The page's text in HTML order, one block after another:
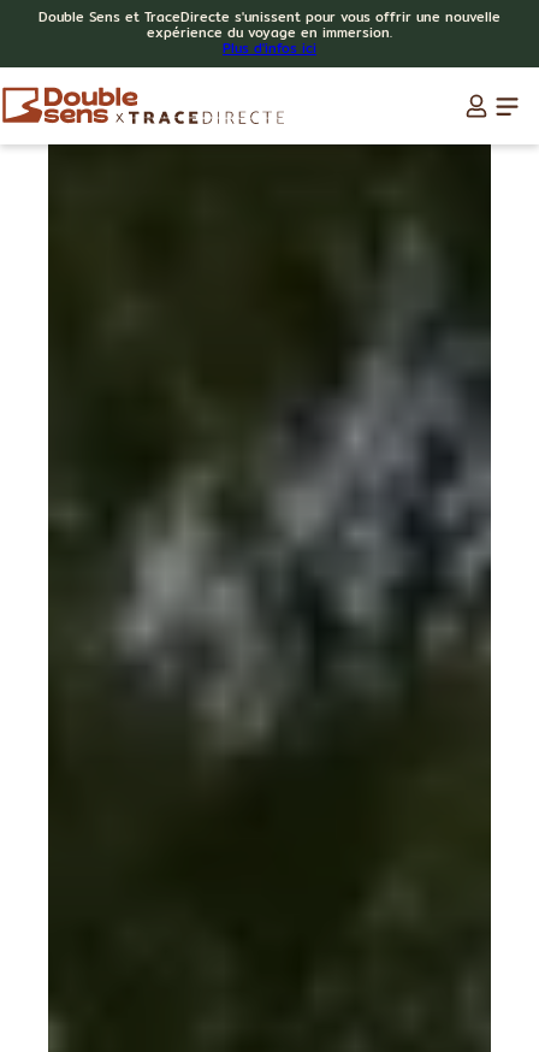
Double Sens et TraceDirecte s'unissent pour vous offrir une nouvelle
expérience du voyage en immersion.
Plus d'infos ici